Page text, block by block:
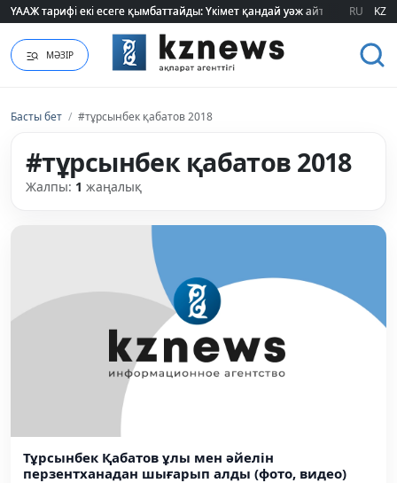
ҮААЖ тарифі екі есеге қымбаттайды: Үкімет қандай уәж айтады?
ҮААЖ тарифі екі есеге қымбаттайды: Үкімет қандай уәж айтады? RU KZ
МӘЗІР
Басты бет / #тұрсынбек қабатов 2018
#тұрсынбек қабатов 2018
Жалпы: 1 жаңалық
Тұрсынбек Қабатов ұлы мен әйелін
перзентханадан шығарып алды (фото, видео)